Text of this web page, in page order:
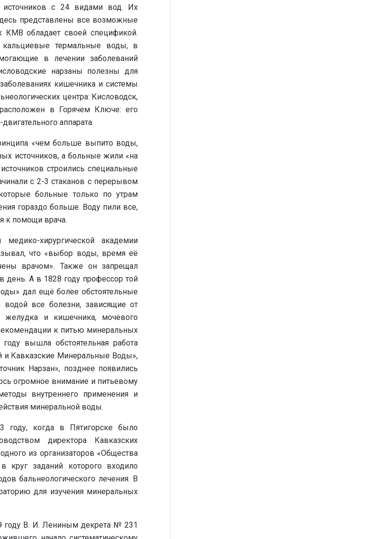
источников с 24 видами вод. Их
представлены все возможные
КМВ обладает своей спецификой.
термальные воды, в
в лечении заболеваний
нарзаны полезны для
кишечника и системы
центра: Кисловодск,
в Горячем Ключе: его
аппарата.
«чем больше выпито воды,
источников, а больные жили «на
строились специальные
с 2-3 стаканов с перерывом
больные только по утрам
гораздо больше. Воду пили все,
к помощи врача.
хирургической академии
что «выбор воды, время её
врачом». Также он запрещал
день. А в 1828 году профессор той
дал ещё более обстоятельные
водой все болезни, зависящие от
желудка и кишечника, мочевого
к питью минеральных
вышла обстоятельная работа
и Кавказские Минеральные Воды»,
Нарзан», позднее появились
огромное внимание и питьевому
внутреннего применения и
минеральной воды.
году, когда в Пятигорске было
директора Кавказских
из организаторов «Общества
круг заданий которого входило
бальнеологического лечения. В
для изучения минеральных
году В. И. Лениным декрета № 231